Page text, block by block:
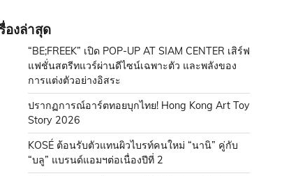
องล่าสุด
“BE;FREEK” เปิด POP-UP AT SIAM CENTER เสิร์ฟ
แฟชั่นสตรีทแวร์ผ่านดีไซน์เฉพาะตัว และพลังของ
การแต่งตัวอย่างอิสระ
ปรากฏการณ์อาร์ตทอยบุกไทย! Hong Kong Art Toy
Story 2026
KOSÉ ต้อนรับตัวแทนผิวไบรท์คนใหม่ “นานิ” คู่กับ
“บลู” แบรนด์แอมฯต่อเนื่องปีที่ 2